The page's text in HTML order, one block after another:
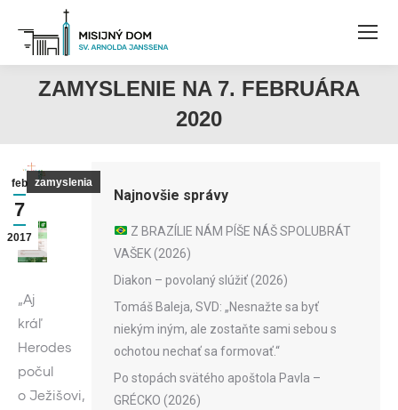
ZAMYSLENIE NA 7. FEBRUÁRA
2020
feb
7
2017
zamyslenia
„Aj
kráľ
Herodes
počul
o Ježišovi,
Najnovšie správy
Z BRAZÍLIE NÁM PÍŠE NÁŠ SPOLUBRÁT
VAŠEK (2026)
Diakon – povolaný slúžiť (2026)
Tomáš Baleja, SVD: „Nesnažte sa byť
niekým iným, ale zostaňte sami sebou s
ochotou nechať sa formovať.“
Po stopách svätého apoštola Pavla –
GRÉCKO (2026)